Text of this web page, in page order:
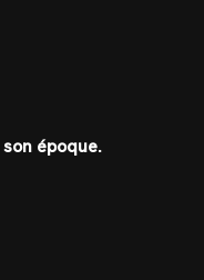
époque.